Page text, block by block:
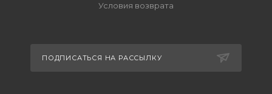
Условия возврата
ПОДПИСАТЬСЯ НА РАССЫЛКУ